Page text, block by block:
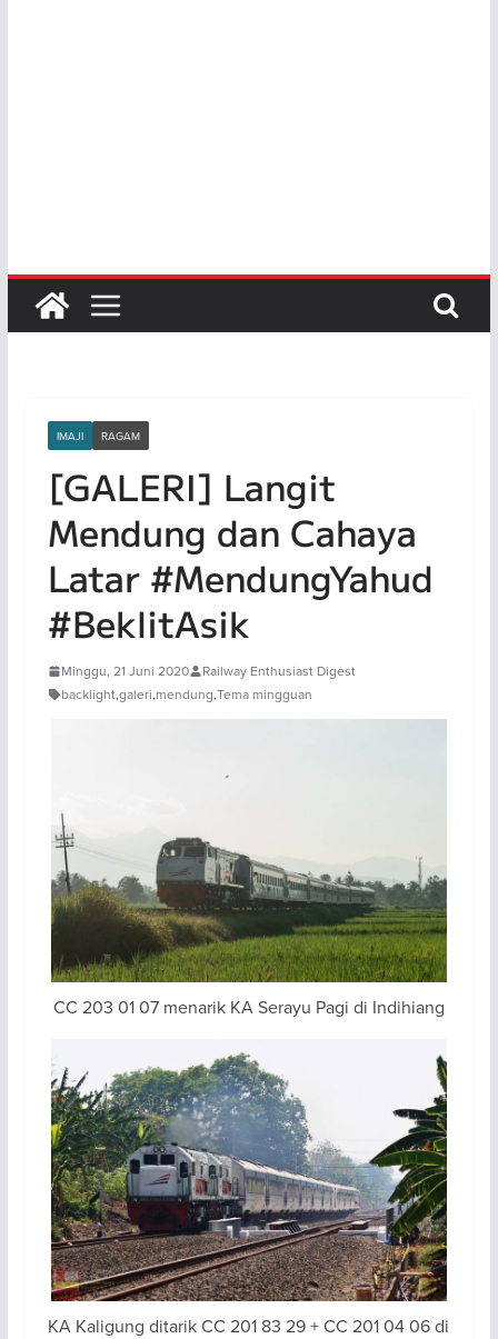
IMAJI RAGAM
[GALERI] Langit
Mendung dan Cahaya
Latar #MendungYahud
#BeklitAsik
Minggu, 21 Juni 2020
Railway Enthusiast Digest
backlight,galeri,mendung,Tema mingguan
CC 203 01 07 menarik KA Serayu Pagi di Indihiang
KA Kaligung ditarik CC 201 83 29 + CC 201 04 06 di